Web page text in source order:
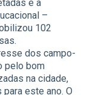
e a
–
102
dos campo-
pelo bom
na cidade,
este ano. O